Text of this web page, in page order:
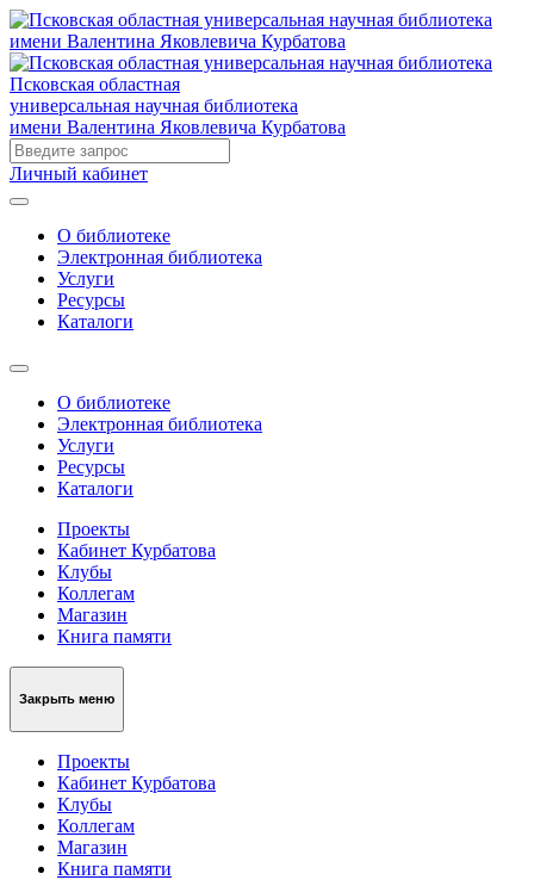
Псковская областная
универсальная научная библиотека
имени Валентина Яковлевича Курбатова
Личный кабинет
О библиотеке
Электронная библиотека
Услуги
Ресурсы
Каталоги
О библиотеке
Электронная библиотека
Услуги
Ресурсы
Каталоги
Проекты
Кабинет Курбатова
Клубы
Коллегам
Магазин
Книга памяти
Закрыть меню
Проекты
Кабинет Курбатова
Клубы
Коллегам
Магазин
Книга памяти